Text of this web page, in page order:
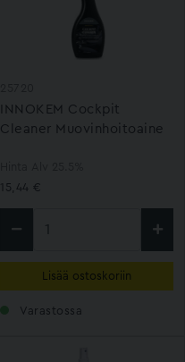
INNOKEM Cockpit
Cleaner Muovinhoitoaine
Varastossa
15,44 €
Lisää ostoskoriin